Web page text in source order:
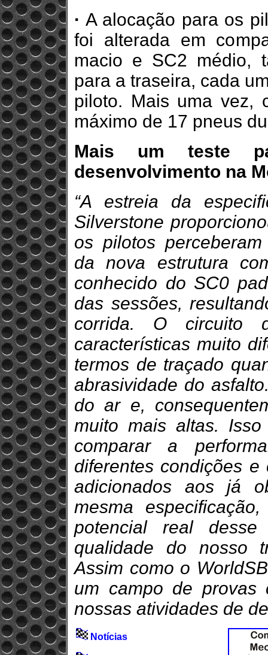
· A alocação para os
foi alterada em
macio e SC2 médio,
para a traseira, cada
piloto. Mais uma vez,
máximo de 17 pneus
Mais um teste
desenvolvimento na
“A estreia da
Silverstone
os pilotos
da nova estrutura
conhecido do SC0
das sessões,
corrida. O circuito
características muito
termos de traçado
abrasividade do
do ar e,
muito mais altas.
comparar a
diferentes condições
adicionados aos já
mesma
potencial real
qualidade do nosso
Assim como o
um campo de provas
nossas atividades de
Notícias